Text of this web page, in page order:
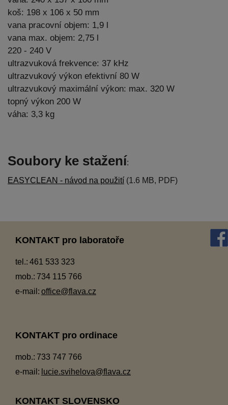
koš: 198 x 106 x 50 mm
vana pracovní objem: 1,9 l
vana max. objem: 2,75 l
220 - 240 V
ultrazvuková frekvence: 37 kHz
ultrazvukový výkon efektivní 80 W
ultrazvukový maximální výkon: max. 320 W
topný výkon 200 W
váha: 3,3 kg
Soubory ke stažení:
EASYCLEAN - návod na použití (1.6 MB, PDF)
KONTAKT pro laboratoře
tel.: 461 533 323
mob.: 734 115 766
e-mail: office@flava.cz
KONTAKT pro ordinace
mob.: 733 747 766
e-mail: lucie.svihelova@flava.cz
KONTAKT SLOVENSKO